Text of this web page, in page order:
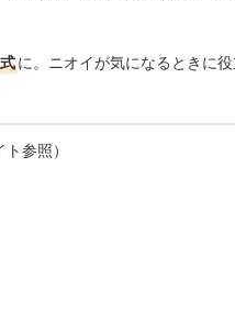
に。ニオイが気になるときに
参照）